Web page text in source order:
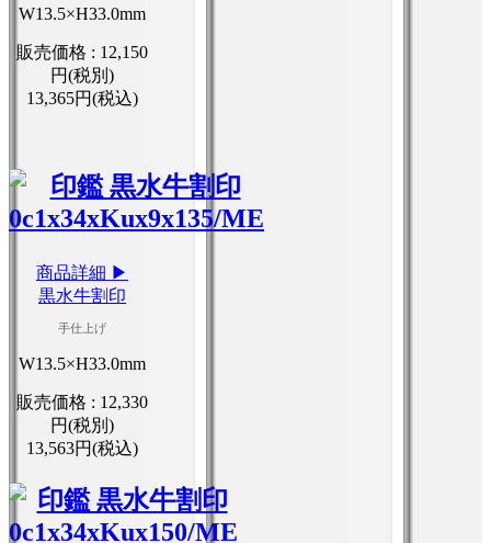
W13.5×H33.0mm
販売価格 : 12,150
円(税別)
13,365円(税込)
商品詳細 ▶
黒水牛割印
手仕上げ
W13.5×H33.0mm
販売価格 : 12,330
円(税別)
13,563円(税込)